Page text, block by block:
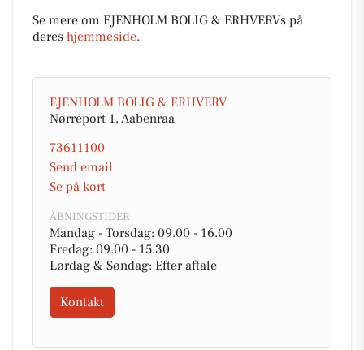
Se mere om EJENHOLM BOLIG & ERHVERVs på
deres hjemmeside.
EJENHOLM BOLIG & ERHVERV
Nørreport 1, Aabenraa
73611100
Send email
Se på kort
ÅBNINGSTIDER
Mandag - Torsdag: 09.00 - 16.00
Fredag: 09.00 - 15.30
Lørdag & Søndag: Efter aftale
Kontakt